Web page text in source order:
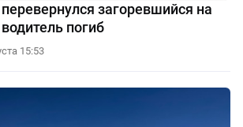
загоревшийся на
погиб
15:53